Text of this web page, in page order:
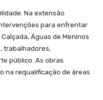
Na extensão
para enfrentar
Águas de Meninos
trabalhadores,
público. As obras
na requalificação de áreas